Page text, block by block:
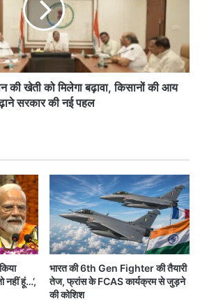
की खेती को मिलेगा बढ़ावा, किसानों की आय
सरकार की नई पहल
नहीं हूं…’,
भारत की 6th Gen Fighter की तैयारी
तेज, फ्रांस के FCAS कार्यक्रम से जुड़ने
की कोशिश